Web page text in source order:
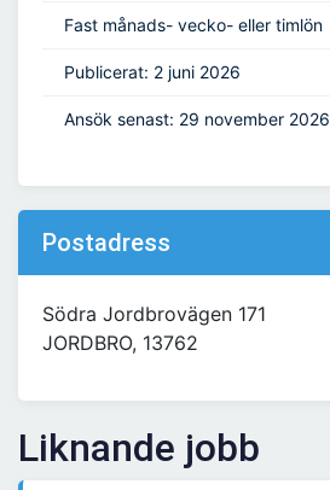
Fast månads- vecko- eller timlön
Publicerat: 2 juni 2026
Ansök senast: 29 november 2026
Postadress
Södra Jordbrovägen 171
JORDBRO, 13762
Liknande jobb